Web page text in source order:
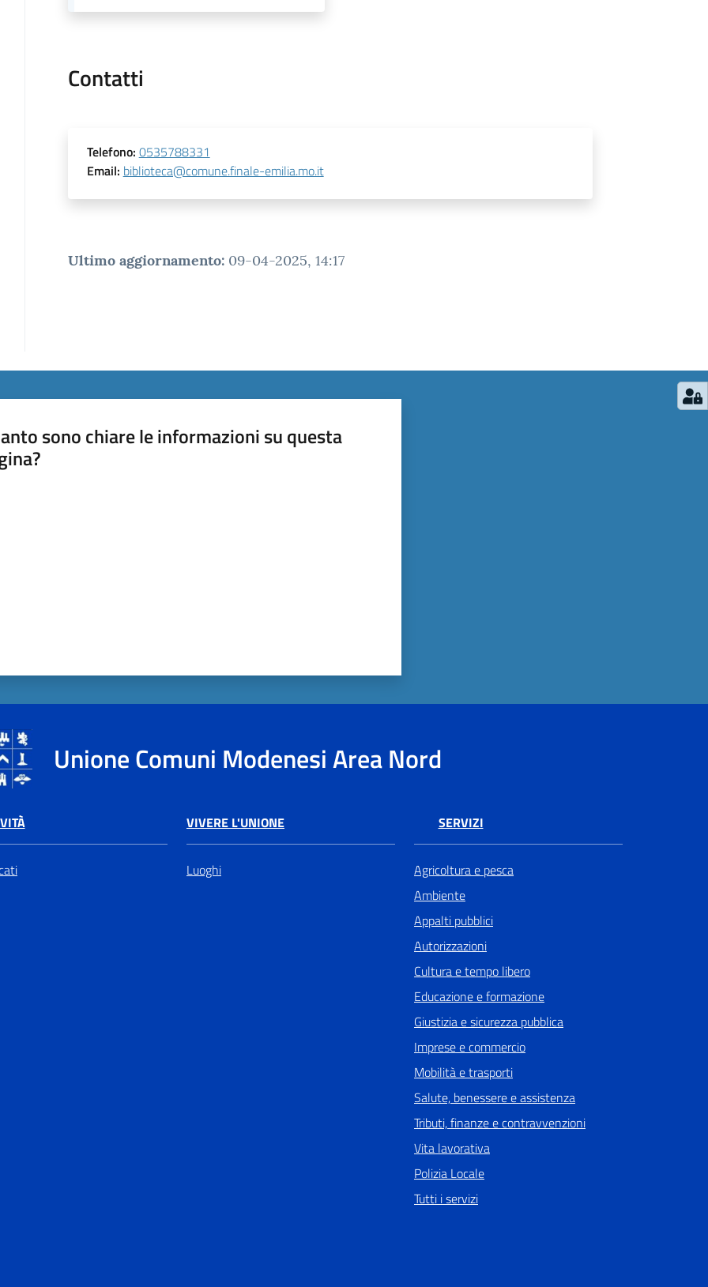
Contatti
Telefono: 0535788331
Email: biblioteca@comune.finale-emilia.mo.it
Ultimo aggiornamento: 09-04-2025, 14:17
sono chiare le informazioni su questa
Unione Comuni Modenesi Area Nord
VIVERE L'UNIONE
Luoghi
SERVIZI
Agricoltura e pesca
Ambiente
Appalti pubblici
Autorizzazioni
Cultura e tempo libero
Educazione e formazione
Giustizia e sicurezza pubblica
Imprese e commercio
Mobilità e trasporti
Salute, benessere e assistenza
Tributi, finanze e contravvenzioni
Vita lavorativa
Polizia Locale
Tutti i servizi